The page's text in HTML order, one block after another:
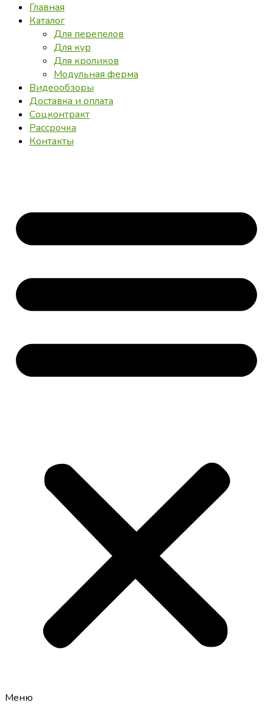
Главная
Каталог
Для перепелов
Для кур
Для кроликов
Модульная ферма
Видеообзоры
Доставка и оплата
Соцконтракт
Рассрочка
Контакты
Меню